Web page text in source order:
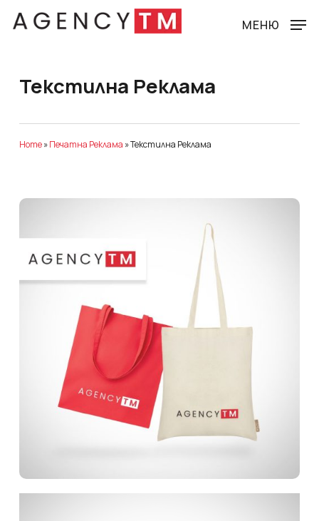
main
МЕНЮ
Текстилна Реклама
Home»Печатна Реклама »Текстилна Реклама